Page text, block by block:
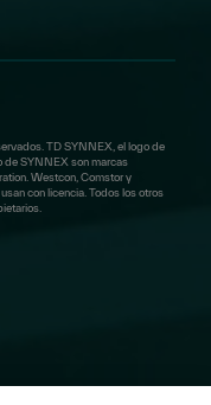
TD SYNNEX, el logo de
de SYNNEX son marcas
Westcon, Comstor y
con licencia. Todos los otros